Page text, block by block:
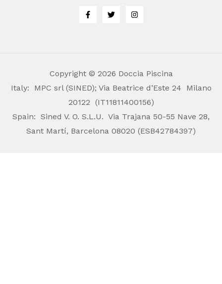
Copyright © 2026 Doccia Piscina
Italy: MPC srl (SINED); Via Beatrice d’Este 24 Milano
20122 (IT11811400156)
Spain: Sined V. O. S.L.U. Via Trajana 50-55 Nave 28,
Sant Martí, Barcelona 08020 (ESB42784397)